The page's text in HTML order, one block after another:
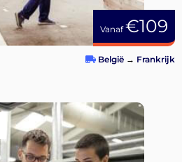
Vanaf€109
België → Frankrijk